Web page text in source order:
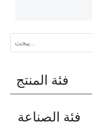
فئة المنتج
فئة الصناعة